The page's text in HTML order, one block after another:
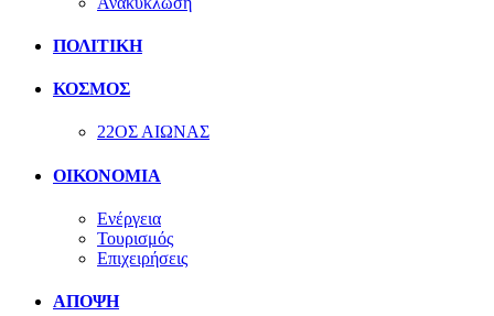
ΠΟΛΙΤΙΚΗ
ΚΟΣΜΟΣ
22ΟΣ ΑΙΩΝΑΣ
ΟΙΚΟΝΟΜΙΑ
Ενέργεια
Τουρισμός
Επιχειρήσεις
ΑΠΟΨΗ